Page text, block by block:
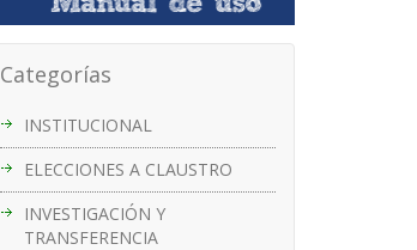
Categorías
INSTITUCIONAL
ELECCIONES A CLAUSTRO
INVESTIGACIÓN Y
TRANSFERENCIA